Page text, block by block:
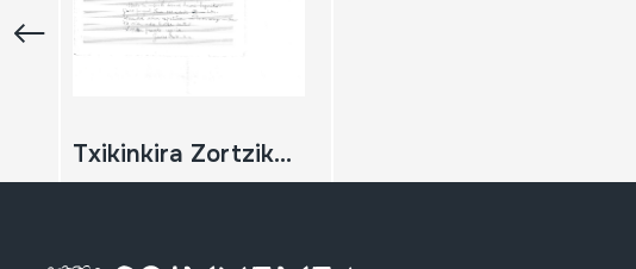
Txikinkira Zortzikoa-Euzkel abestiak-Euskel ereserkiak